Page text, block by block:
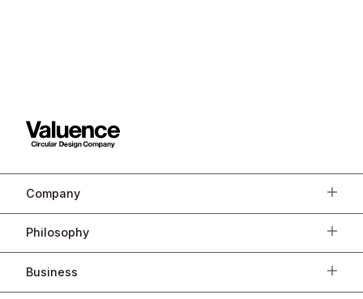
Company
Philosophy
Business